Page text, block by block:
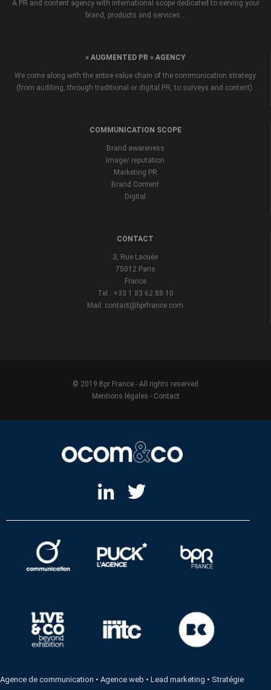
A PR and content agency with international scope dedicated to serving your
brand, products and services...
« AUGMENTED PR » AGENCY
We come along with the entire value chain of the communication strategy
(from auditing, through traditional or digital PR, to surveys and content).
COMMUNICATION SCOPE
Brand awareness
Image/ reputation
Marketing PR
Brand Content
Digital
CONTACT
3, Rue Lacuée
75012 Paris
France
Tel : +33 1 83 62 88 10
Mail: contact@bprfrance.com
© 2019 Bpr France - All rights reserved
Mentions légales - Contact
Agence de communication •Agence web •Lead marketing • Stratégie